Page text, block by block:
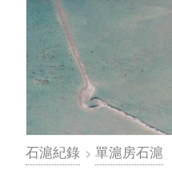
石滬紀錄 單滬房石滬